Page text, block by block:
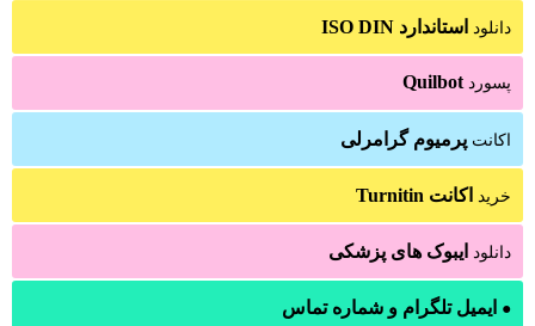
دانلود استاندارد ISO DIN
پسوردQuilbot
اکانت پرمیوم گرامرلی
خرید اکانت Turnitin
دانلود ایبوک های پزشکی
● ایمیل تلگرام و شماره تماس